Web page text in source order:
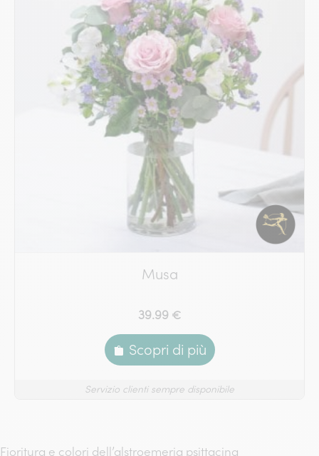
Musa
39.99 €
Scopri di più
Servizio clienti sempre disponibile
Fioritura e colori dell’alstroemeria psittacina